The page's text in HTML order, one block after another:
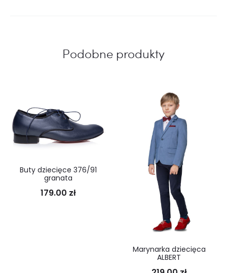
Podobne produkty
Buty dziecięce 376/91
granata
179.00 zł
Marynarka dziecięca
ALBERT